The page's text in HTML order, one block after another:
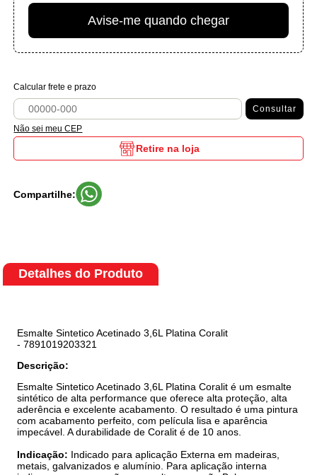
Avise-me quando chegar
Calcular frete e prazo
Consultar
Não sei meu CEP
Retire na loja
Compartilhe:
Detalhes do Produto
Esmalte Sintetico Acetinado 3,6L Platina Coralit
- 7891019203321
Descrição:
Esmalte Sintetico Acetinado 3,6L Platina Coralit é um esmalte
sintético de alta performance que oferece alta proteção, alta
aderência e excelente acabamento. O resultado é uma pintura
com acabamento perfeito, com película lisa e aparência
impecável. A durabilidade de Coralit é de 10 anos.
Indicação: Indicado para aplicação Externa em madeiras,
metais, galvanizados e alumínio. Para aplicação interna